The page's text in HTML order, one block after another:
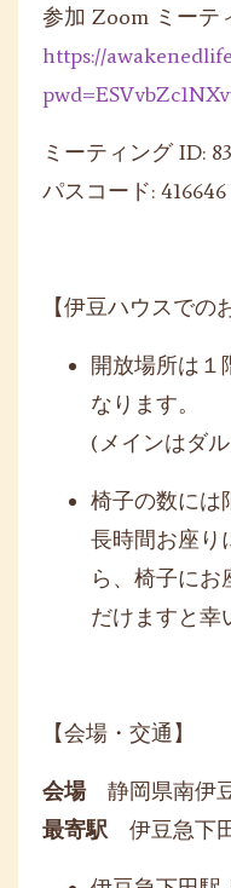
参加 Zoom ミーテ
https://
pwd=
ミーティング ID:
パスコード: 416646
【伊豆ハウスでの
開放場所は１
なります。
(メインはダル
椅子の数には
長時間お座り
ら、 椅子にお
だけますと幸
【会場・交通】
会場 静岡県南伊
最寄駅 伊豆急下